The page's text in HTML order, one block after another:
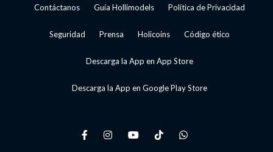
Contáctanos Guía Hollimodels Política de Privacidad
Seguridad Prensa Holicoins Código ético
Descarga la App en App Store
Descarga la App en Google Play Store